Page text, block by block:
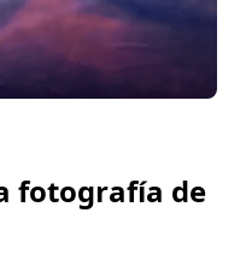
fotografía de